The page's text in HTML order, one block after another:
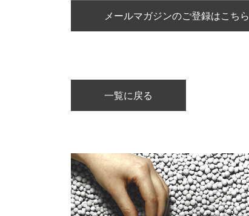
メールマガジンのご登録はこちら
一覧に戻る